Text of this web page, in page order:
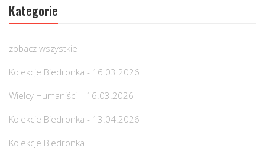
Kategorie
zobacz wszystkie
Kolekcje Biedronka - 16.03.2026
Wielcy Humaniści – 16.03.2026
Kolekcje Biedronka - 13.04.2026
Kolekcje Biedronka